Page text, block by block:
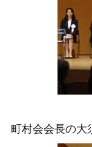
町村会会長の大